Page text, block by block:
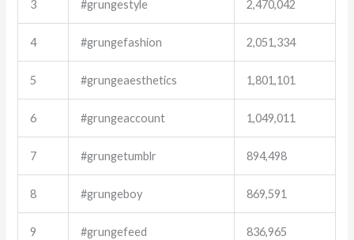
3 #grungestyle 2,470,042
4 #grungefashion 2,051,334
5 #grungeaesthetics 1,801,101
6 #grungeaccount 1,049,011
7 #grungetumblr 894,498
8 #grungeboy 869,591
9 #grungefeed 836,965